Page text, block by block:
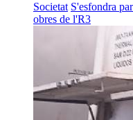
Societat S'esfondra
obres de l'R3